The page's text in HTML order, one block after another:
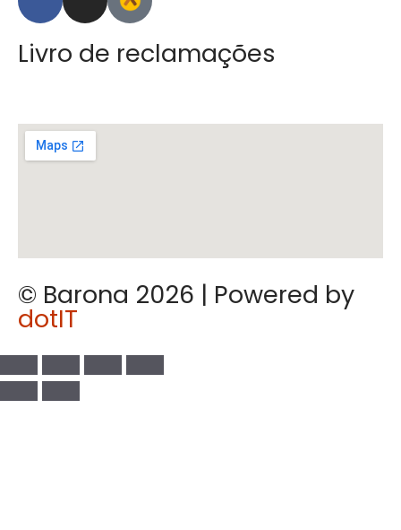
Livro de reclamações
© Barona 2026 | Powered by
dotIT